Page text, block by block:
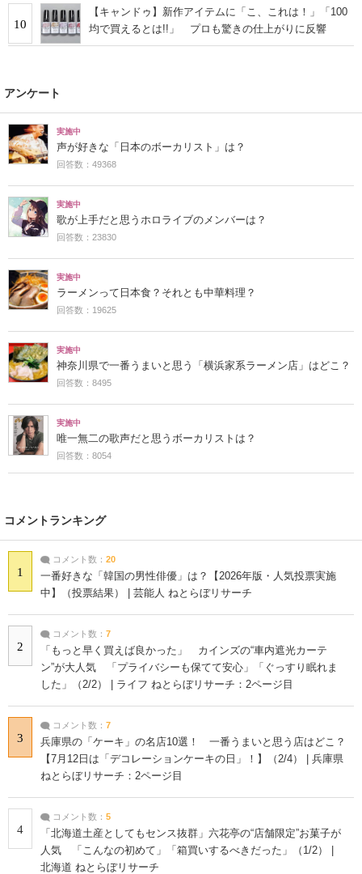
10
【キャンドゥ】新作アイテムに「こ、これは！」「100
均で買えるとは!!」 プロも驚きの仕上がりに反響
アンケート
実施中
声が好きな「日本のボーカリスト」は？
回答数：49368
実施中
歌が上手だと思うホロライブのメンバーは？
回答数：23830
実施中
ラーメンって日本食？それとも中華料理？
回答数：19625
実施中
神奈川県で一番うまいと思う「横浜家系ラーメン店」はどこ？
回答数：8495
実施中
唯一無二の歌声だと思うボーカリストは？
回答数：8054
コメントランキング
1
コメント数： 20
一番好きな「韓国の男性俳優」は？【2026年版・人気投票実施
中】（投票結果） | 芸能人 ねとらぼリサーチ
2
コメント数： 7
「もっと早く買えば良かった」 カインズの“車内遮光カーテ
ン”が大人気 「プライバシーも保てて安心」「ぐっすり眠れま
した」（2/2） | ライフ ねとらぼリサーチ：2ページ目
3
コメント数： 7
兵庫県の「ケーキ」の名店10選！ 一番うまいと思う店はどこ？
【7月12日は「デコレーションケーキの日」！】（2/4） | 兵庫県
ねとらぼリサーチ：2ページ目
4
コメント数： 5
「北海道土産としてもセンス抜群」六花亭の“店舗限定”お菓子が
人気 「こんなの初めて」「箱買いするべきだった」（1/2） |
北海道 ねとらぼリサーチ